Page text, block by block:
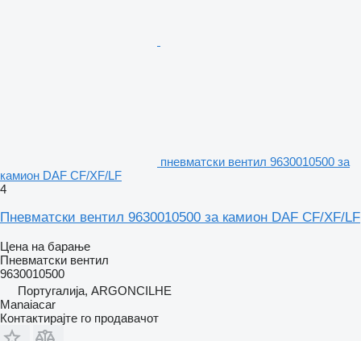
пневматски вентил 9630010500 за
камион DAF CF/XF/LF
4
Пневматски вентил 9630010500 за камион DAF CF/XF/LF
Цена на барање
Пневматски вентил
9630010500
Португалија, ARGONCILHE
Manaiacar
Контактирајте го продавачот